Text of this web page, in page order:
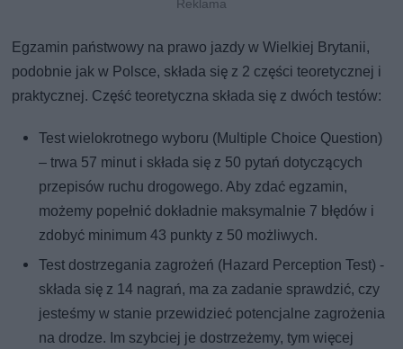
Egzamin państwowy na prawo jazdy w Wielkiej Brytanii,
podobnie jak w Polsce, składa się z 2 części teoretycznej i
praktycznej. Część teoretyczna składa się z dwóch testów:
Test wielokrotnego wyboru (Multiple Choice Question)
– trwa 57 minut i składa się z 50 pytań dotyczących
przepisów ruchu drogowego. Aby zdać egzamin,
możemy popełnić dokładnie maksymalnie 7 błędów i
zdobyć minimum 43 punkty z 50 możliwych.
Test dostrzegania zagrożeń (Hazard Perception Test) -
składa się z 14 nagrań, ma za zadanie sprawdzić, czy
jesteśmy w stanie przewidzieć potencjalne zagrożenia
na drodze. Im szybciej je dostrzeżemy, tym więcej